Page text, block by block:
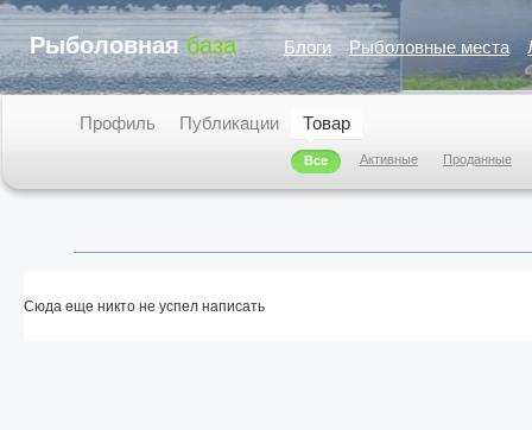
Рыболовная база Блоги Рыболовные места
Профиль Публикации Товар
Все Активные Проданные
Сюда еще никто не успел написать